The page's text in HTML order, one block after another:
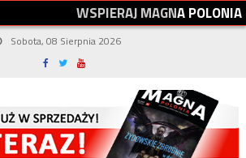
WSPIERAJMAGNAPOLONIA
Sobota, 08 Sierpnia 2026